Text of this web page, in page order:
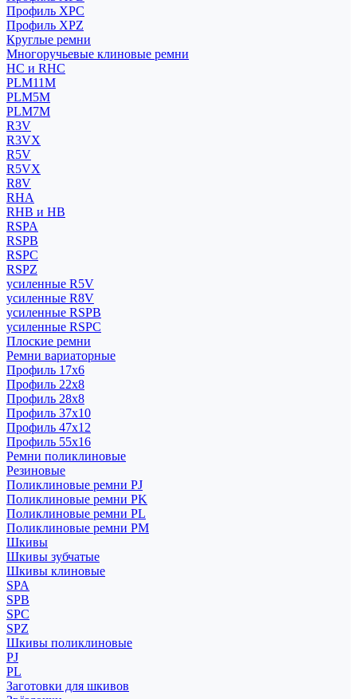
Профиль XPC
Профиль XPZ
Круглые ремни
Многоручьевые клиновые ремни
HC и RHC
PLM11M
PLM5M
PLM7M
R3V
R3VX
R5V
R5VX
R8V
RHA
RHB и HB
RSPA
RSPB
RSPC
RSPZ
усиленные R5V
усиленные R8V
усиленные RSPB
усиленные RSPC
Плоские ремни
Ремни вариаторные
Профиль 17x6
Профиль 22x8
Профиль 28x8
Профиль 37x10
Профиль 47x12
Профиль 55x16
Ремни поликлиновые
Резиновые
Поликлиновые ремни PJ
Поликлиновые ремни PK
Поликлиновые ремни PL
Поликлиновые ремни PM
Шкивы
Шкивы зубчатые
Шкивы клиновые
SPA
SPB
SPC
SPZ
Шкивы поликлиновые
PJ
PL
Заготовки для шкивов